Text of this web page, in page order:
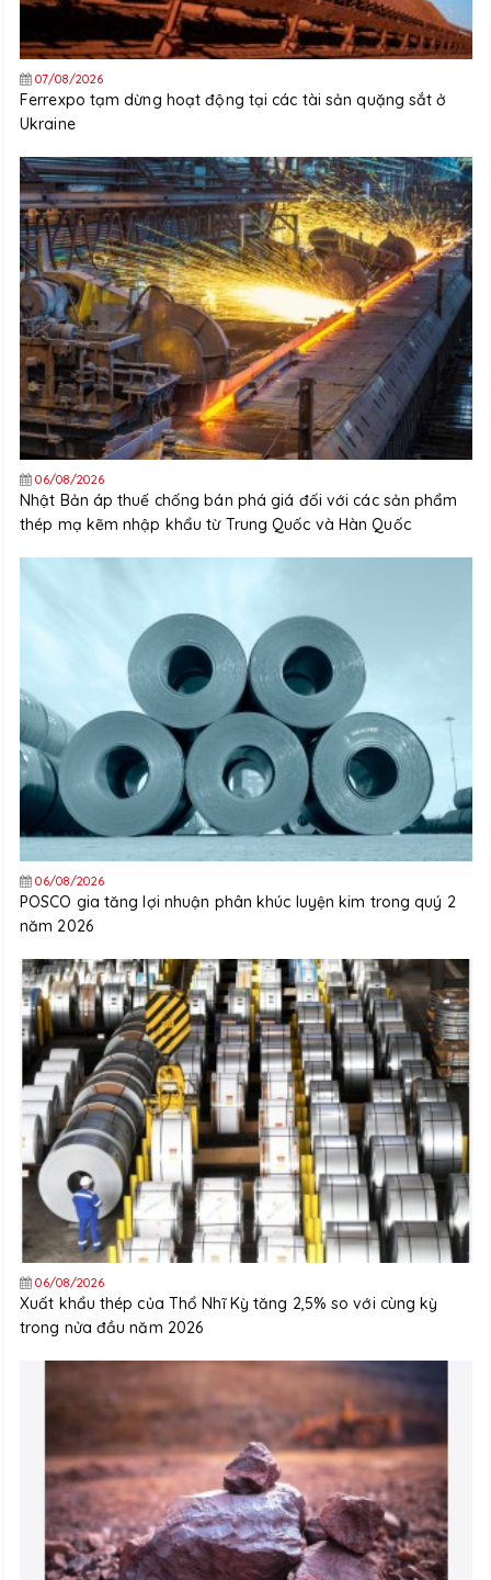
07/08/2026
Ferrexpo tạm dừng hoạt động tại các tài sản quặng sắt ở
Ukraine
06/08/2026
Nhật Bản áp thuế chống bán phá giá đối với các sản phẩm
thép mạ kẽm nhập khẩu từ Trung Quốc và Hàn Quốc
06/08/2026
POSCO gia tăng lợi nhuận phân khúc luyện kim trong quý 2
năm 2026
06/08/2026
Xuất khẩu thép của Thổ Nhĩ Kỳ tăng 2,5% so với cùng kỳ
trong nửa đầu năm 2026